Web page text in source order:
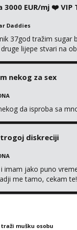
3000 EUR/mj ❤️ VIP
Daddies
37god tražim sugar
lijepe stvari na
nekog za sex
da isproba sa
diskreciji
imam jako puno
me tamo, cekam te!
mušku osobu